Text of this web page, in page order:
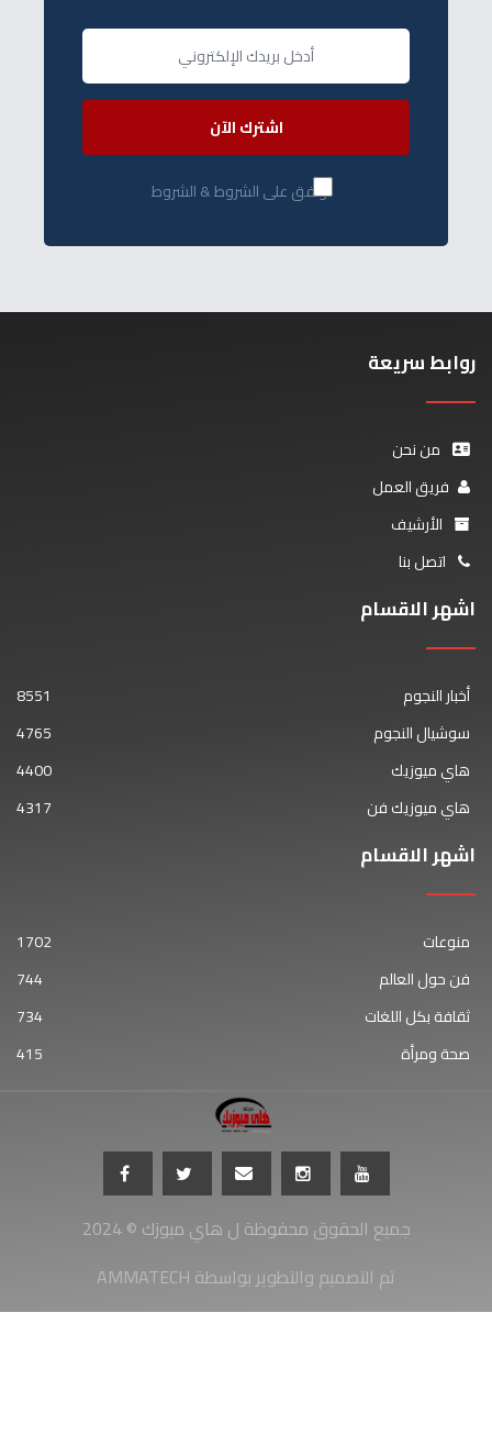
اشترك الآن
أوافق على الشروط & الشروط
روابط سريعة
من نحن
فريق العمل
الأرشيف
اتصل بنا
اشهر الاقسام
أخبار النجوم
8551
سوشيال النجوم
4765
هاي ميوزيك
4400
هاي ميوزيك فن
4317
اشهر الاقسام
منوعات
1702
فن حول العالم
744
ثقافة بكل اللغات
734
صحة ومرأة
415
جميع الحقوق محفوظة ل هاي ميوزك © 2024
AMMATECH تم التصميم والتطوير بواسطة